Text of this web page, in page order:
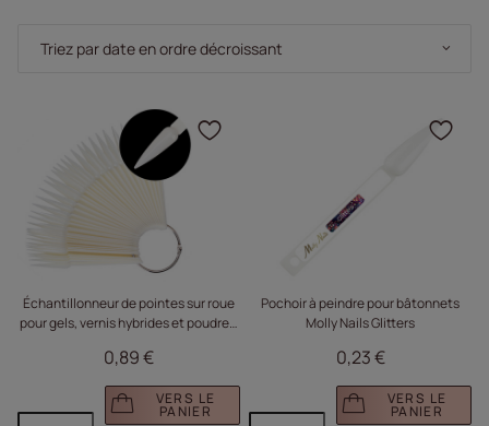
Modifier le tri
Triez par date en ordre décroissant
Échantillonneur de pointes sur roue
pour gels, vernis hybrides et poudres,
0,89 €
VERS LE
PANIER
Cliquez pour ajouter
Pochoir à peindre pour bâtonnets
Molly Nails Glitters
0,23 €
VERS LE
PANIER